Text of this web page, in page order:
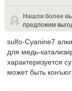
Нашли более
предложим
sulfo-Cyanine7
для медь-
характеризуется
может быть